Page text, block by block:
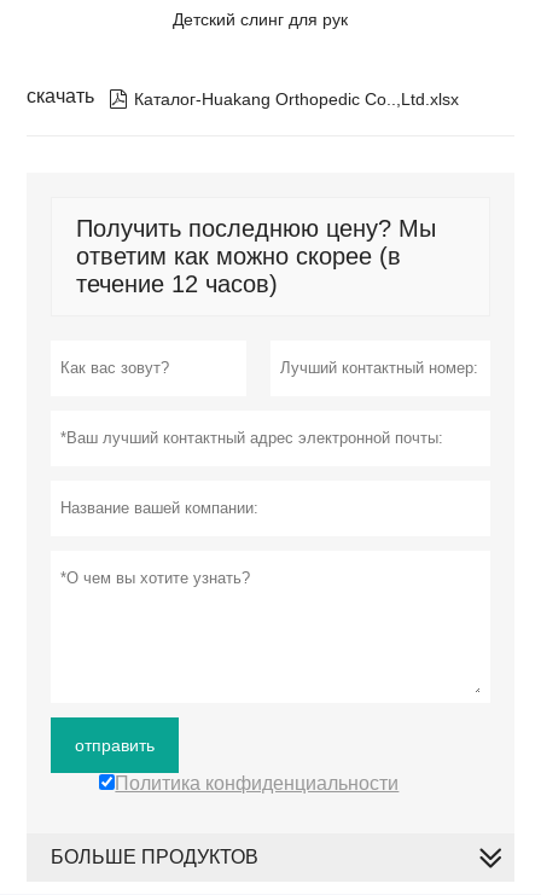
Детский слинг для рук
скачать  Каталог-Huakang Orthopedic Co..,Ltd.xlsx
Получить последнюю цену? Мы
ответим как можно скорее (в
течение 12 часов)
отправить
Политика конфиденциальности
БОЛЬШЕ ПРОДУКТОВ